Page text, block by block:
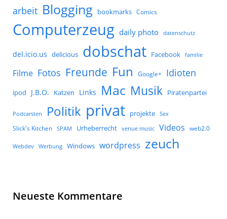
arbeit Blogging bookmarks Comics
Computerzeug daily photo datenschutz
del.icio.us delicious dobschat Facebook familie
Filme Fotos Freunde Fun Google+ Idioten
ipod J.B.O. Katzen Links Mac Musik Piratenpartei
Podcarsten Politik privat projekte Sex
Slick's Kitchen SPAM Urheberrecht venue music Videos web2.0
Webdev Werbung Windows wordpress zeuch
Neueste Kommentare